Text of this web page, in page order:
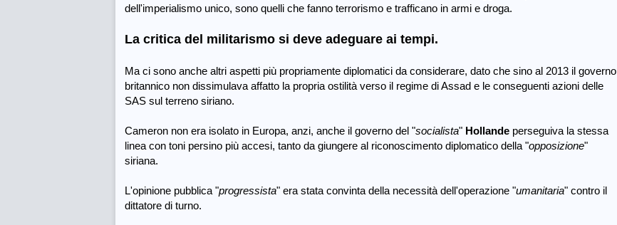
dell'imperialismo unico, sono quelli che fanno terrorismo e trafficano in armi e droga.
La critica del militarismo si deve adeguare ai tempi.
Ma ci sono anche altri aspetti più propriamente diplomatici da considerare, dato che sino al 2013 il governo
britannico non dissimulava affatto la propria ostilità verso il regime di Assad e le conseguenti azioni delle
SAS sul terreno siriano.
Cameron non era isolato in Europa, anzi, anche il governo del "socialista" Hollande perseguiva la stessa
linea con toni persino più accesi, tanto da giungere al riconoscimento diplomatico della "opposizione"
siriana.
L'opinione pubblica "progressista" era stata convinta della necessità dell'operazione "umanitaria" contro il
dittatore di turno.